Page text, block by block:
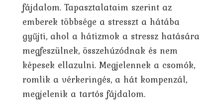
fájdalom. Tapasztalataim szerint az
emberek többsége a stresszt a hátába
gyűjti, ahol a hátizmok a stressz hatására
megfeszülnek, összehúzódnak és nem
képesek ellazulni. Megjelennek a csomók,
romlik a vérkeringés, a hát kompenzál,
megjelenik a tartós fájdalom.